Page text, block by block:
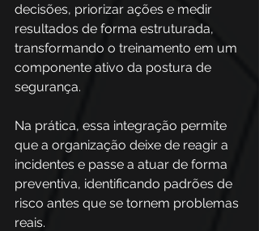
decisões, priorizar ações e medir
resultados de forma estruturada,
transformando o treinamento em um
componente ativo da postura de
segurança.
Na prática, essa integração permite
que a organização deixe de reagir a
incidentes e passe a atuar de forma
preventiva, identificando padrões de
risco antes que se tornem problemas
reais.